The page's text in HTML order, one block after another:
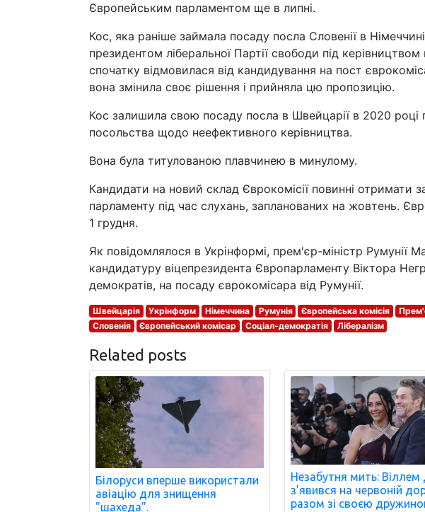
Європейським парламентом ще в липні.
Кос, яка раніше займала посаду посла Словенії в
президентом ліберальної Партії свободи під
спочатку відмовилася від кандидування на пост
вона змінила своє рішення і прийняла цю пропозицію.
Кос залишила свою посаду посла в Швейцарії в 2020 році
посольства щодо неефективного керівництва.
Вона була титулованою плавчинею в минулому.
Кандидати на новий склад Єврокомісії повинні отримати
парламенту під час слухань, запланованих на жовтень.
1 грудня.
Як повідомлялося в Укрінформі, прем'єр-міністр Румунії
кандидатуру віцепрезидента Європарламенту Віктора
демократів, на посаду єврокомісара від Румунії.
Швейцарія Укрінформ Німеччина Румунія Європейська комісія
Словенія
Європейський комісар Соціал-демократія Лібералізм
Related posts
Білоруси вперше використали
авіацію для знищення
"шахеда".
Незабутня мить:
з'явився на червоній
разом зі своєю